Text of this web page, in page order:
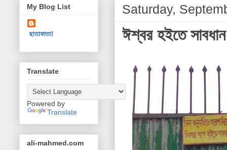
Saturday,
ঈশ্বর হইতে
My Blog List
ছাতাফাতা!
Translate
Powered by
Translate
ali-mahmed.com